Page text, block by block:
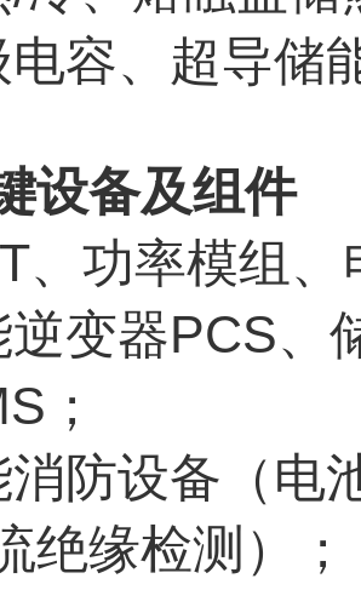
电容、超导储
设备及组件
、功率模组
逆变器PCS、
；
消防设备（电
绝缘检测）；